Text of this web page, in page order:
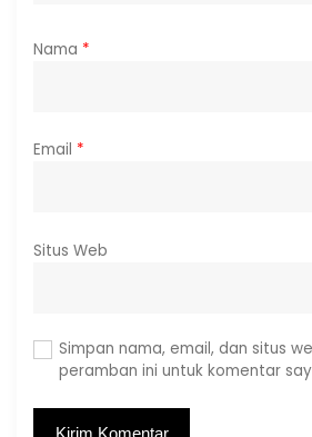
Nama *
Email *
Situs Web
Simpan nama, email, dan situs
peramban ini untuk komentar